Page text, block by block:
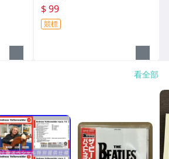
$ 99
競標
看全部